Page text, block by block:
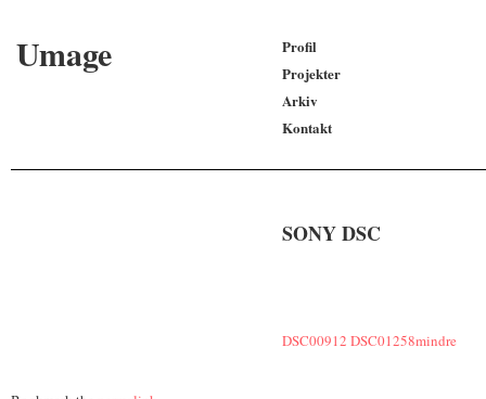
Umage
Profil
Projekter
Arkiv
Kontakt
SONY DSC
DSC00912 DSC01258mindre